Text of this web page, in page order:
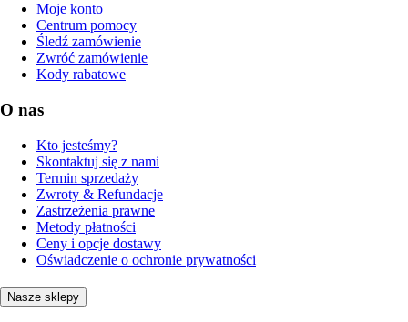
Moje konto
Centrum pomocy
Śledź zamówienie
Zwróć zamówienie
Kody rabatowe
O nas
Kto jesteśmy?
Skontaktuj się z nami
Termin sprzedaży
Zwroty & Refundacje
Zastrzeżenia prawne
Metody płatności
Ceny i opcje dostawy
Oświadczenie o ochronie prywatności
Nasze sklepy